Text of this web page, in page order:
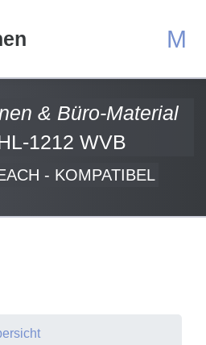
M
& Büro-Material
1212 WVB
- KOMPATIBEL